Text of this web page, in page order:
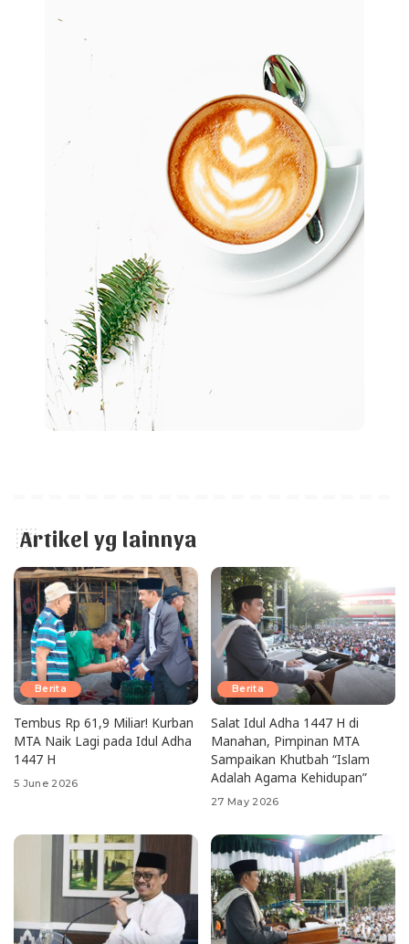
Artikel yg lainnya
Berita
Tembus Rp 61,9 Miliar! Kurban
MTA Naik Lagi pada Idul Adha
1447 H
5 June 2026
Berita
Salat Idul Adha 1447 H di
Manahan, Pimpinan MTA
Sampaikan Khutbah “Islam
Adalah Agama Kehidupan”
27 May 2026